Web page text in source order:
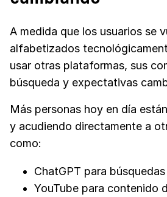
A medida que los usuarios se
alfabetizados
usar otras plataformas, sus
búsqueda y expectativas
Más personas hoy en día
y acudiendo directamente a
como:
ChatGPT para
YouTube para contenido